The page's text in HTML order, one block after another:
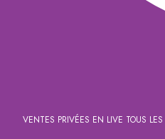
VENTES PRIVÉES EN LIVE TOUS LES